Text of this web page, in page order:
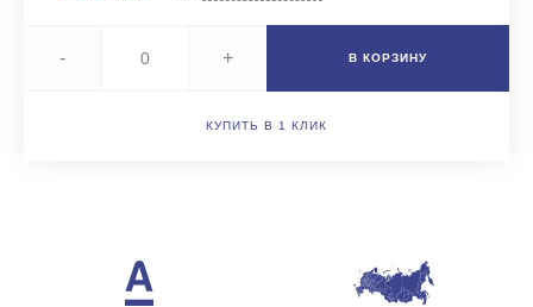
- + В КОРЗИНУ
КУПИТЬ В 1 КЛИК